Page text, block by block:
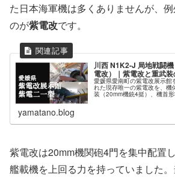
た日本海軍機は多くありませんが、
のが紫電改です。
川西 N1K2-J 局地戦闘
電改）｜紫電改と重武
愛媛県愛南町の紫電改展示館
れた現存唯一の紫電改を、
装（20mm機銃4挺）、機首
yamatano.blog
紫電改は20mm機関砲4門を集中配置
艦載機を上回る力を持っていました